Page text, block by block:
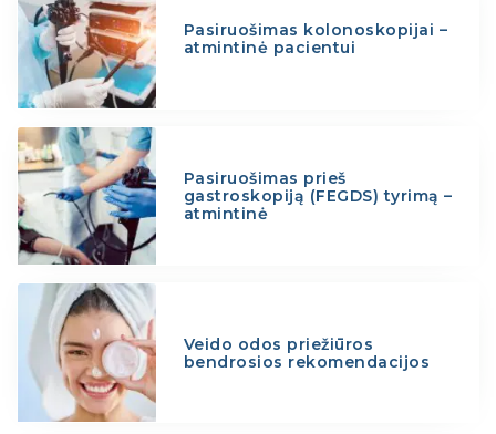
Pasiruošimas kolonoskopijai –
atmintinė pacientui
Pasiruošimas prieš
gastroskopiją (FEGDS) tyrimą –
atmintinė
Veido odos priežiūros
bendrosios rekomendacijos